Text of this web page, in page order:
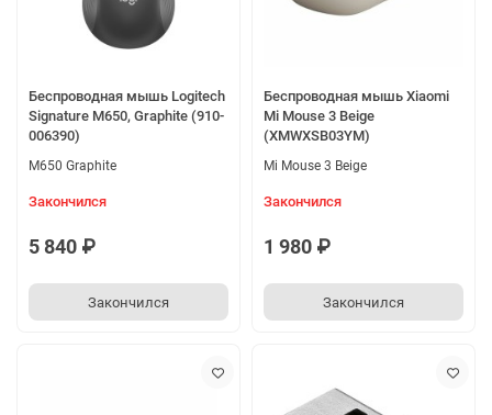
Беспроводная мышь Logitech
Signature M650, Graphite (910-
006390)
M650 Graphite
Закончился
5 840 ₽
Закончился
Беспроводная мышь Xiaomi
Mi Mouse 3 Beige
(XMWXSB03YM)
Mi Mouse 3 Beige
Закончился
1 980 ₽
Закончился